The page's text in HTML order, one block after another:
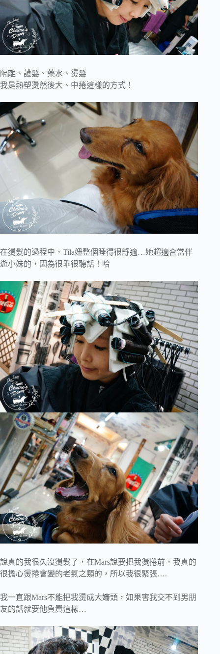
隔離、護髮、藥水、燙髮
我是熱塑燙然後大、中捲這樣的方式！
在燙髮的過程中，Tila妞整個睡得很舒適…她超適合當伴
遊小妹的，因為很乖很聽話！哈
說真的我很久沒燙髮了，在Mars說要把我燙捲前，我真的
很擔心燙捲會變的老氣之類的，所以我很緊張….
我一直跟Mars不能把我燙成大嬸頭，如果害我交不到男朋
友的話就要他負責這樣…